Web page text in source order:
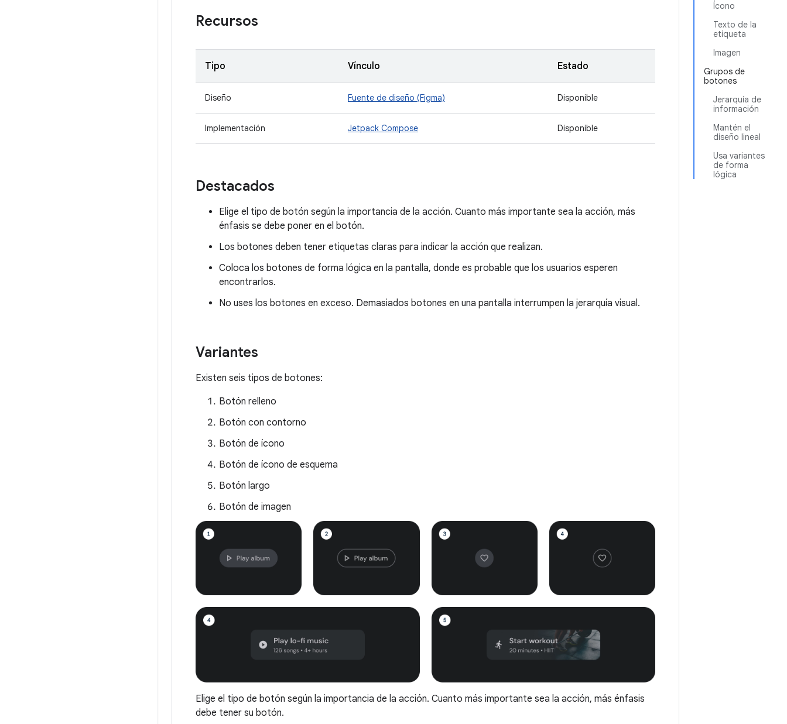
Ícono
Texto de la
etiqueta
Imagen
Grupos de
botones
Jerarquía de
información
Mantén el
diseño lineal
Usa variantes
de forma
lógica
Recursos
Tipo Vínculo Estado
Diseño Fuente de diseño (Figma) Disponible
Implementación Jetpack Compose Disponible
Destacados
Elige el tipo de botón según la importancia de la acción. Cuanto más importante sea la acción, más
énfasis se debe poner en el botón.
Los botones deben tener etiquetas claras para indicar la acción que realizan.
Coloca los botones de forma lógica en la pantalla, donde es probable que los usuarios esperen
encontrarlos.
No uses los botones en exceso. Demasiados botones en una pantalla interrumpen la jerarquía visual.
Variantes
Existen seis tipos de botones:
Botón relleno
Botón con contorno
Botón de ícono
Botón de ícono de esquema
Botón largo
Botón de imagen
Elige el tipo de botón según la importancia de la acción. Cuanto más importante sea la acción, más énfasis
debe tener su botón.